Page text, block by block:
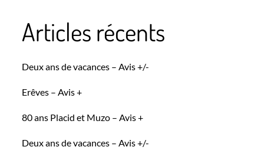
Articles récents
Deux ans de vacances – Avis +/-
Erêves – Avis +
80 ans Placid et Muzo – Avis +
Deux ans de vacances – Avis +/-